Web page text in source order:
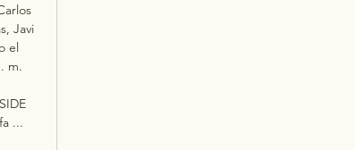
Javi
el
m.
...